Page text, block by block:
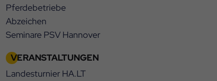
Pferdebetriebe
Abzeichen
Seminare PSV Hannover
VERANSTALTUNGEN
Landesturnier HA.LT